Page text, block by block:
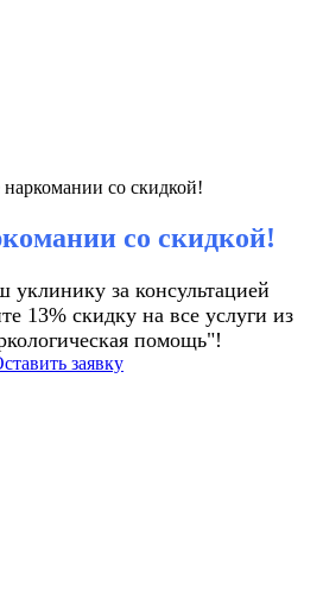
со скидкой!
уклинику за консультацией
13% скидку на все услуги из
помощь"!
заявку